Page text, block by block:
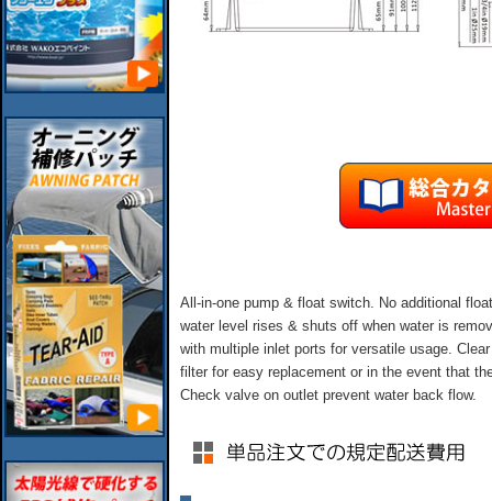
All-in-one pump & float switch. No additional
water level rises & shuts off when water is
with multiple inlet ports for versatile usage.
filter for easy replacement or in the event that
Check valve on outlet prevent water back flow.